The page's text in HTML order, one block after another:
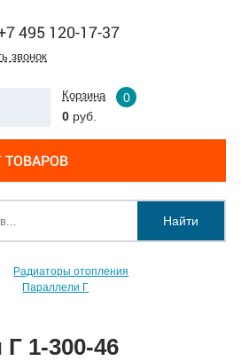
495 120-17-37
звонок
Корзина
0
0 руб.
ТОВАРОВ
Найти
Радиаторы отопления
Параллели Г
1-300-46